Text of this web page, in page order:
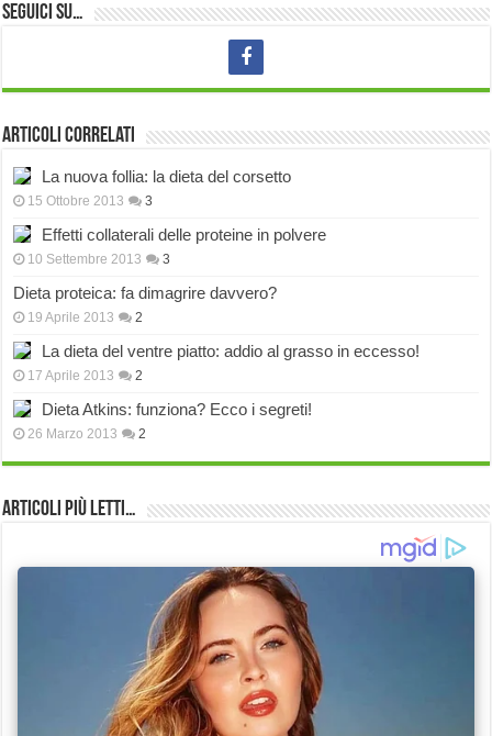
Seguici su…
Articoli correlati
La nuova follia: la dieta del corsetto
15 Ottobre 2013 3
Effetti collaterali delle proteine in polvere
10 Settembre 2013 3
Dieta proteica: fa dimagrire davvero?
19 Aprile 2013 2
La dieta del ventre piatto: addio al grasso in eccesso!
17 Aprile 2013 2
Dieta Atkins: funziona? Ecco i segreti!
26 Marzo 2013 2
Articoli più Letti…